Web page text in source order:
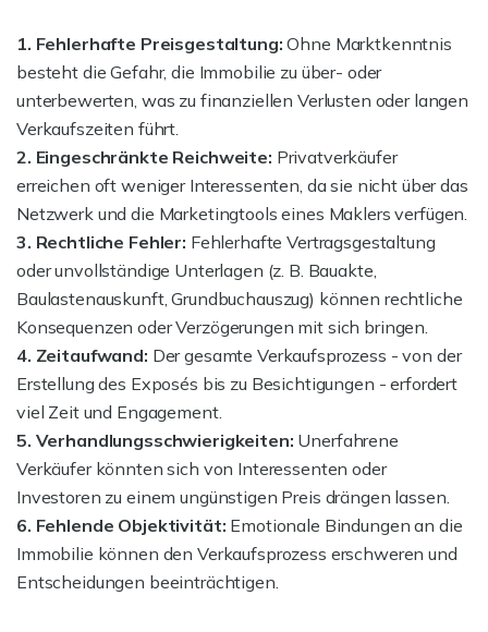
1. Fehlerhafte Preisgestaltung:Ohne Marktkenntnis
besteht die Gefahr, die Immobilie zu über- oder
unterbewerten, was zu finanziellen Verlusten oder langen
Verkaufszeiten führt.
2. Eingeschränkte Reichweite: Privatverkäufer
erreichen oft weniger Interessenten, da sie nicht über das
Netzwerk und die Marketingtools eines Maklers verfügen.
3. Rechtliche Fehler: Fehlerhafte Vertragsgestaltung
oder unvollständige Unterlagen (z. B. Bauakte,
Baulastenauskunft, Grundbuchauszug) können rechtliche
Konsequenzen oder Verzögerungen mit sich bringen.
4. Zeitaufwand: Der gesamte Verkaufsprozess - von der
Erstellung des Exposés bis zu Besichtigungen - erfordert
viel Zeit und Engagement.
5. Verhandlungsschwierigkeiten: Unerfahrene
Verkäufer könnten sich von Interessenten oder
Investoren zu einem ungünstigen Preis drängen lassen.
6. Fehlende Objektivität: Emotionale Bindungen an die
Immobilie können den Verkaufsprozess erschweren und
Entscheidungen beeinträchtigen.